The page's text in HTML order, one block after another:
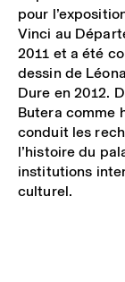
pour
Vinci au
2011 et a été
dessin de
Dure en 2012.
Butera comme
conduit les
l’histoire du
institutions
culturel.